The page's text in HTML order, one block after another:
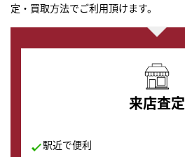
定・買取方法でご利用頂けます。
来店査定
駅近で便利